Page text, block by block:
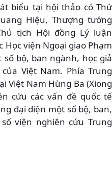
biểu tại hội thảo có Thứ
Hiệu, Thượng tướng
tịch Hội đồng Lý luận
Học viện Ngoại giao Phạm
bộ, ban ngành, học giả
Việt Nam. Phía Trung
Việt Nam Hùng Ba (Xiong
cứu các vấn đề quốc tế
đại diện một số bộ, ban,
viện nghiên cứu Trung